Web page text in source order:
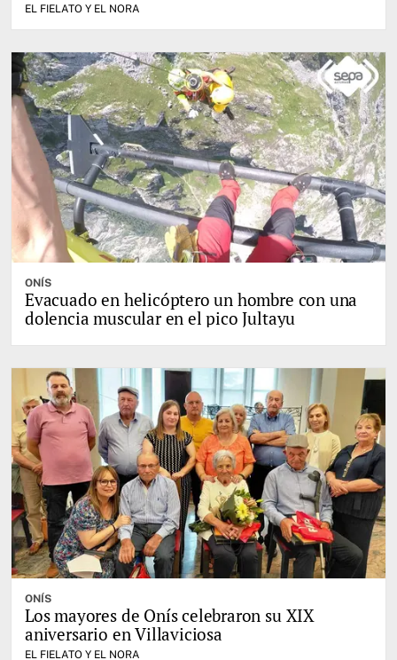
EL FIELATO Y EL NORA
ONÍS
Evacuado en helicóptero un hombre con una
dolencia muscular en el pico Jultayu
ONÍS
Los mayores de Onís celebraron su XIX
aniversario en Villaviciosa
EL FIELATO Y EL NORA